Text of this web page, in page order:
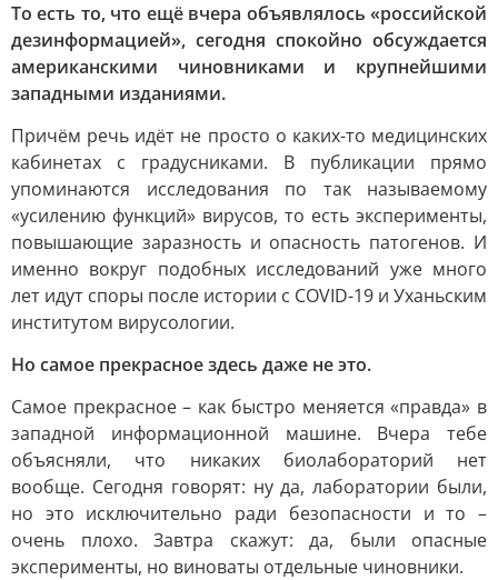
То есть то, что ещё вчера объявлялось «российской
дезинформацией», сегодня спокойно обсуждается
американскими чиновниками и крупнейшими
западными изданиями.
Причём речь идёт не просто о каких-то медицинских
кабинетах с градусниками. В публикации прямо
упоминаются исследования по так называемому
«усилению функций» вирусов, то есть эксперименты,
повышающие заразность и опасность патогенов. И
именно вокруг подобных исследований уже много
лет идут споры после истории с COVID-19 и Уханьским
институтом вирусологии.
Но самое прекрасное здесь даже не это.
Самое прекрасное – как быстро меняется «правда» в
западной информационной машине. Вчера тебе
объясняли, что никаких биолабораторий нет
вообще. Сегодня говорят: ну да, лаборатории были,
но это исключительно ради безопасности и то –
очень плохо. Завтра скажут: да, были опасные
эксперименты, но виноваты отдельные чиновники.